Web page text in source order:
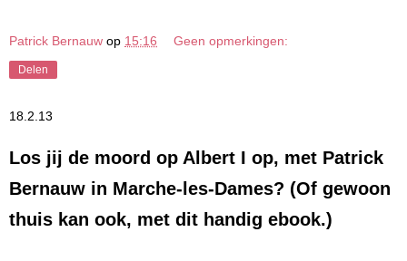
Patrick Bernauw op 15:16 Geen opmerkingen:
Delen
18.2.13
Los jij de moord op Albert I op, met Patrick
Bernauw in Marche-les-Dames? (Of gewoon
thuis kan ook, met dit handig ebook.)